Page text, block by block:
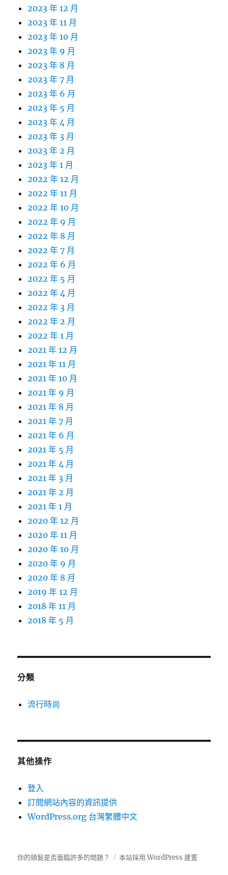
2023 年 12 月
2023 年 11 月
2023 年 10 月
2023 年 9 月
2023 年 8 月
2023 年 7 月
2023 年 6 月
2023 年 5 月
2023 年 4 月
2023 年 3 月
2023 年 2 月
2023 年 1 月
2022 年 12 月
2022 年 11 月
2022 年 10 月
2022 年 9 月
2022 年 8 月
2022 年 7 月
2022 年 6 月
2022 年 5 月
2022 年 4 月
2022 年 3 月
2022 年 2 月
2022 年 1 月
2021 年 12 月
2021 年 11 月
2021 年 10 月
2021 年 9 月
2021 年 8 月
2021 年 7 月
2021 年 6 月
2021 年 5 月
2021 年 4 月
2021 年 3 月
2021 年 2 月
2021 年 1 月
2020 年 12 月
2020 年 11 月
2020 年 10 月
2020 年 9 月
2020 年 8 月
2019 年 12 月
2018 年 11 月
2018 年 5 月
分類
流行時尚
其他操作
登入
訂閱網站內容的資訊提供
WordPress.org 台灣繁體中文
你的頭髮是否面臨許多的問題？ 本站採用 WordPress 建置